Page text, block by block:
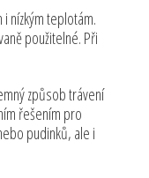
nízkým teplotám.
použitelné. Při
způsob trávení
řešením pro
pudinků, ale i